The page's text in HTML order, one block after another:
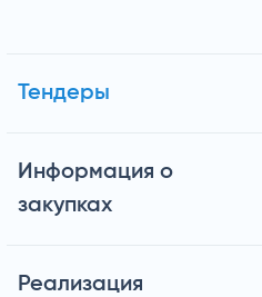
Тендеры
Информация о
закупках
Реализация